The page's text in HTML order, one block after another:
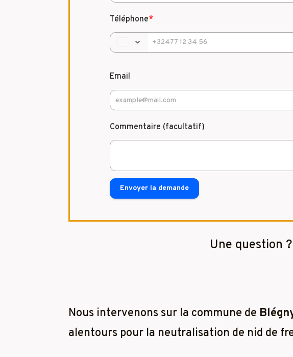
Téléphone*
Email
Commentaire (facultatif)
Envoyer la demande
Une question
Nous intervenons sur la commune de
alentours pour la neutralisation de nid de